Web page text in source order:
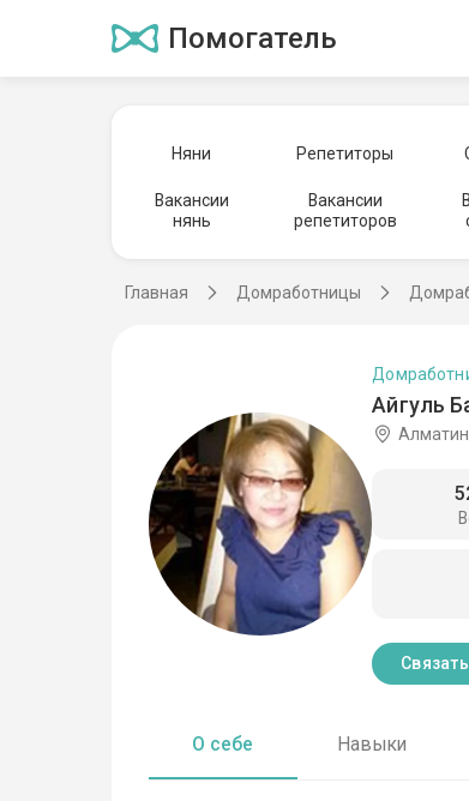
Помогатель
Няни Репетиторы
Вакансии
нянь
Вакансии
репетиторов
Главная Домработницы
Айгуль
О себе Навыки